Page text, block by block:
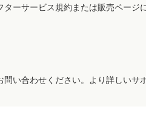
ーサービス規約または販売ページ
い合わせください。より詳しいサ